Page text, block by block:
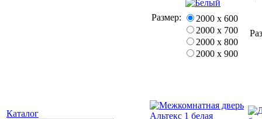
Каталог
Размер:
2000 х 600
2000 х 700
2000 х 800
2000 х 900